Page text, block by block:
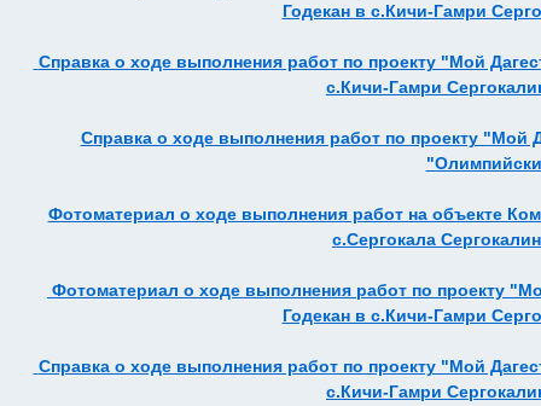
Годекан в с.Кичи-Гамри
Справка о ходе выполнения работ по проекту "Мой
с.Кичи-Гамри
Справка о ходе выполнения работ по проекту "Мой
Фотоматериал о ходе выполнения работ на объекте
с.Сергокала
Фотоматериал о ходе выполнения работ по проекту
Годекан в с.Кичи-Гамри
Справка о ходе выполнения работ по проекту "Мой
с.Кичи-Гамри